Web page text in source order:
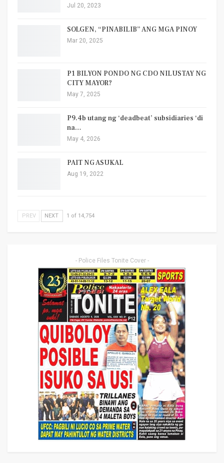
Jul 20, 2023
SOLGEN, “PINABILIB” ANG MGA PINOY
Mar 20, 2025
P1 BILYON PONDO NG CDO NILUSTAY NG
CITY MAYOR?
May 7, 2025
P9.4b utang ng ‘deadbeat’ subsidiaries ‘di
na…
May 4, 2026
PAIT NG ASUKAL
Aug 19, 2022
PREV NEXT 1 of 14,754
- Police Files Tonite Cover -